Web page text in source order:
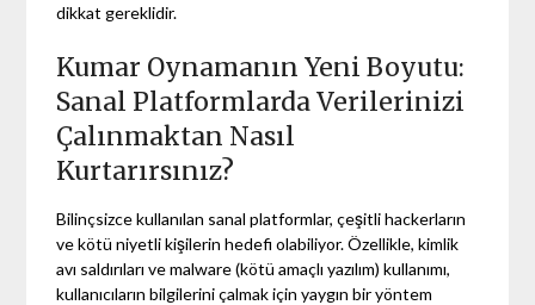
dikkat gereklidir.
Kumar Oynamanın Yeni Boyutu:
Sanal Platformlarda Verilerinizi
Çalınmaktan Nasıl
Kurtarırsınız?
Bilinçsizce kullanılan sanal platformlar, çeşitli hackerların
ve kötü niyetli kişilerin hedefi olabiliyor. Özellikle, kimlik
avı saldırıları ve malware (kötü amaçlı yazılım) kullanımı,
kullanıcıların bilgilerini çalmak için yaygın bir yöntem